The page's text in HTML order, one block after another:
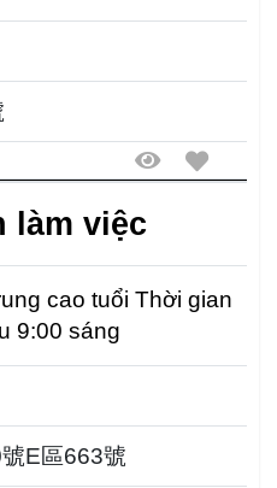
làm việc
tuổi Thời gian
9:00 sáng
E區663號